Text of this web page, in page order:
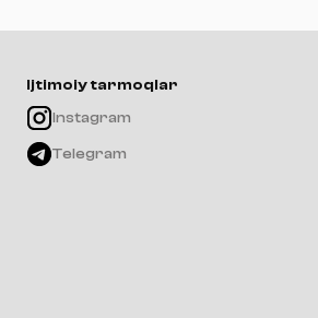
Ijtimoiy tarmoqlar
Instagram
Telegram